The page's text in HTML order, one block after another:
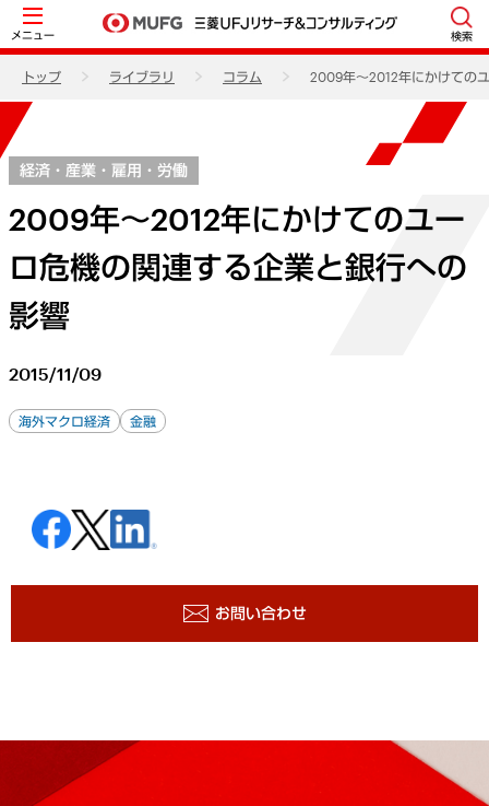
メニュー 検索
トップ ライブラリ コラム 2009年～2012年にかけての
経済・産業・雇用・労働
2009年～2012年にかけてのユー
ロ危機の関連する企業と銀行への
影響
2015/11/09
海外マクロ経済 金融
お問い合わせ